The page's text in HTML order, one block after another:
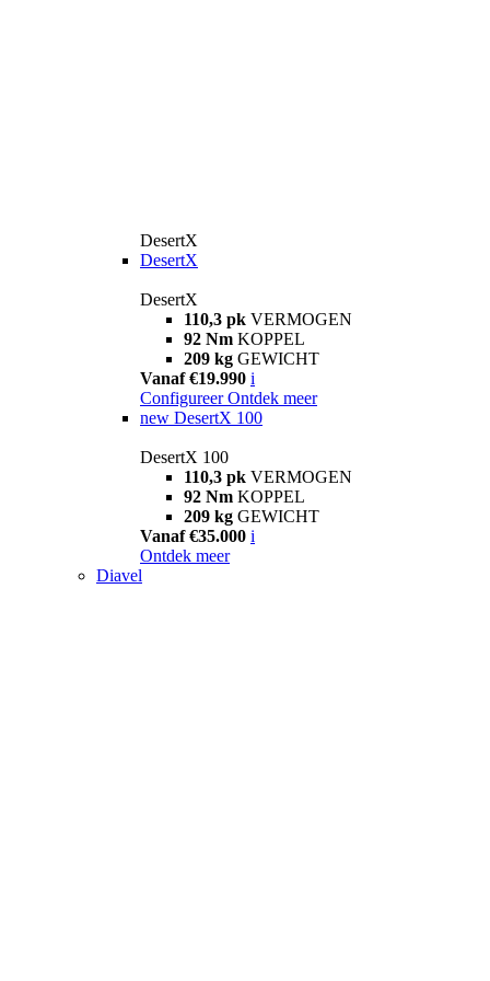
DesertX
DesertX
DesertX
110,3 pk VERMOGEN
92 Nm KOPPEL
209 kg GEWICHT
Vanaf €19.990 i
Configureer Ontdek meer
new DesertX 100
DesertX 100
110,3 pk VERMOGEN
92 Nm KOPPEL
209 kg GEWICHT
Vanaf €35.000 i
Ontdek meer
Diavel